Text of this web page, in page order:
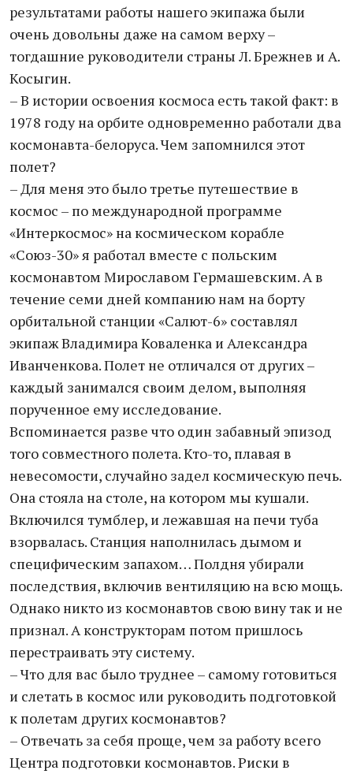
результатами работы нашего экипажа были
очень довольны даже на самом верху –
тогдашние руководители страны Л. Брежнев и А.
Косыгин.
– В истории освоения космоса есть такой факт: в
1978 году на орбите одновременно работали два
космонавта-белоруса. Чем запомнился этот
полет?
– Для меня это было третье путешествие в
космос – по международной программе
«Интеркосмос» на космическом корабле
«Союз-30» я работал вместе с польским
космонавтом Мирославом Гермашевским. А в
течение семи дней компанию нам на борту
орбитальной станции «Салют-6» составлял
экипаж Владимира Коваленка и Александра
Иванченкова. Полет не отличался от других –
каждый занимался своим делом, выполняя
порученное ему исследование.
Вспоминается разве что один забавный эпизод
того совместного полета. Кто-то, плавая в
невесомости, случайно задел космическую печь.
Она стояла на столе, на котором мы кушали.
Включился тумблер, и лежавшая на печи туба
взорвалась. Станция наполнилась дымом и
специфическим запахом… Полдня убирали
последствия, включив вентиляцию на всю мощь.
Однако никто из космонавтов свою вину так и не
признал. А конструкторам потом пришлось
перестраивать эту систему.
– Что для вас было труднее – самому готовиться
и слетать в космос или руководить подготовкой
к полетам других космонавтов?
– Отвечать за себя проще, чем за работу всего
Центра подготовки космонавтов. Риски в